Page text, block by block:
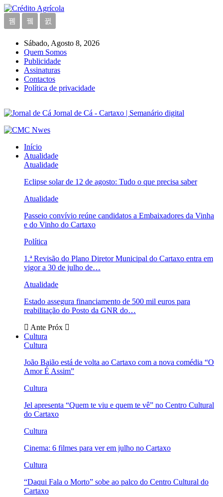
Sábado, Agosto 8, 2026
Quem Somos
Publicidade
Assinaturas
Contactos
Política de privacidade
Jornal de Cá - Cartaxo | Semanário digital
Início
Atualidade
Atualidade
Eclipse solar de 12 de agosto: Tudo o que precisa saber
Atualidade
Passeio convívio reúne candidatos a Embaixadores da Vinha
e do Vinho do Cartaxo
Política
1.ª Revisão do Plano Diretor Municipal do Cartaxo entra em
vigor a 30 de julho de…
Atualidade
Estado assegura financiamento de 500 mil euros para
reabilitação do Posto da GNR do…
Ante Próx
Cultura
Cultura
João Baião está de volta ao Cartaxo com a nova comédia “O
Amor É Assim”
Cultura
Jel apresenta “Quem te viu e quem te vê” no Centro Cultural
do Cartaxo
Cultura
Cinema: 6 filmes para ver em julho no Cartaxo
Cultura
“Daqui Fala o Morto” sobe ao palco do Centro Cultural do
Cartaxo